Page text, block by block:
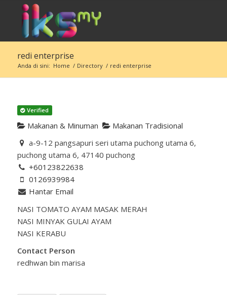
redi enterprise
Anda di sini: Home / Directory / redi enterprise
Verified
Makanan & Minuman
Makanan Tradisional
a-9-12 pangsapuri seri utama puchong utama 6,
puchong utama 6, 47140 puchong
+60123822638
0126939984
Hantar Email
NASI TOMATO AYAM MASAK MERAH
NASI MINYAK GULAI AYAM
NASI KERABU
Contact Person
redhwan bin marisa